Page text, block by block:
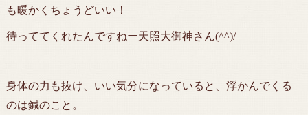
も暖かくちょうどいい！
待っててくれたんですねー天照大御神さん(^^)/
身体の力も抜け、いい気分になっていると、浮かんでくる
のは鍼のこと。